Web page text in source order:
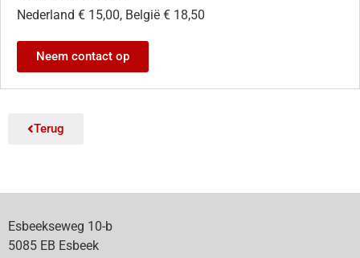
Nederland € 15,00, België € 18,50
Neem contact op
Terug
Esbeekseweg 10-b
5085 EB Esbeek